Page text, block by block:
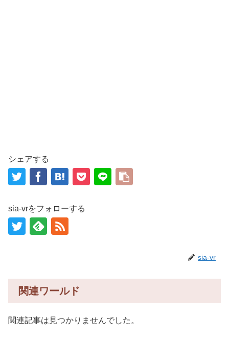
シェアする
sia-vrをフォローする
sia-vr
関連ワールド
関連記事は見つかりませんでした。